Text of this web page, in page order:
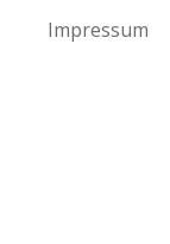
Impressum